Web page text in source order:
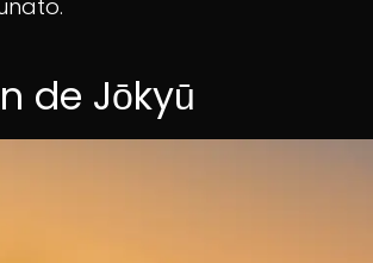
de Jōkyū